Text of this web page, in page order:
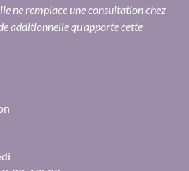
ne remplace une consultation chez
additionnelle qu’apporte cette